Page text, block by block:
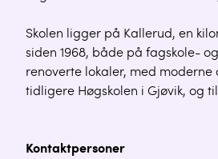
Skolen ligger på Kallerud, en
siden 1968, både på fagskole-
renoverte lokaler, med
tidligere Høgskolen i Gjøvik, og
Kontaktpersoner